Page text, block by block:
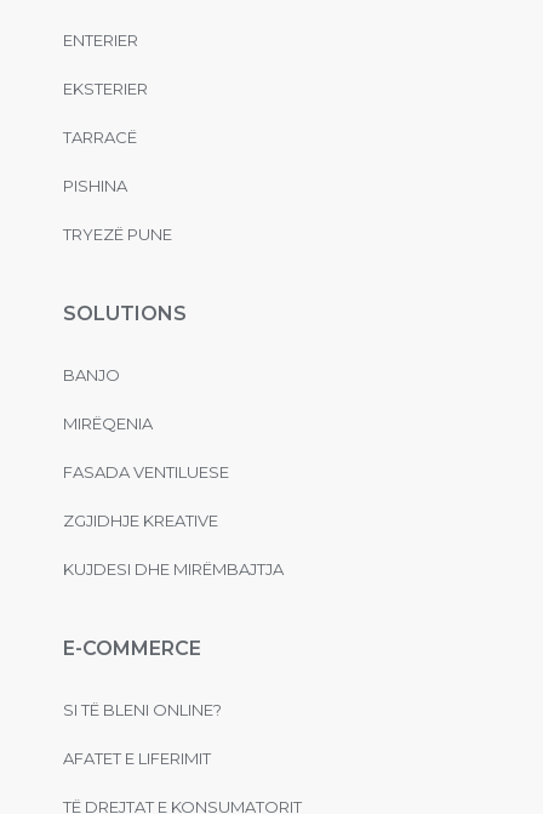
ENTERIER
EKSTERIER
TARRACË
PISHINA
TRYEZË PUNE
SOLUTIONS
BANJO
MIRËQENIA
FASADA VENTILUESE
ZGJIDHJE KREATIVE
KUJDESI DHE MIRËMBAJTJA
E-COMMERCE
SI TË BLENI ONLINE?
AFATET E LIFERIMIT
TË DREJTAT E KONSUMATORIT